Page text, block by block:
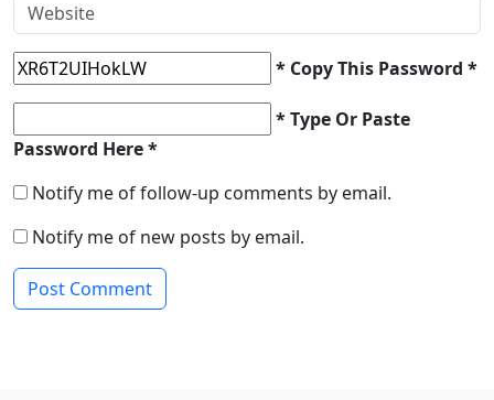
* Copy This Password *
* Type Or Paste
Password Here *
Notify me of follow-up comments by email.
Notify me of new posts by email.